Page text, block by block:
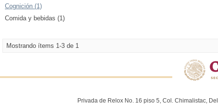
Cognición (1)
Comida y bebidas (1)
Mostrando ítems 1-3 de 1
Privada de Relox No. 16 piso 5, Col. Chimalistac,